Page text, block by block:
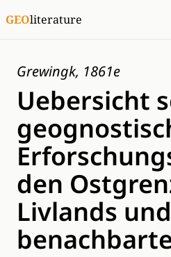
GEOliterature
Grewingk, 1861e
Uebersicht
den
Livlands